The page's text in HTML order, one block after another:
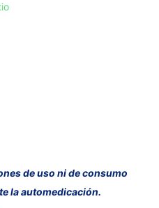
de uso ni de consumo
la automedicación.